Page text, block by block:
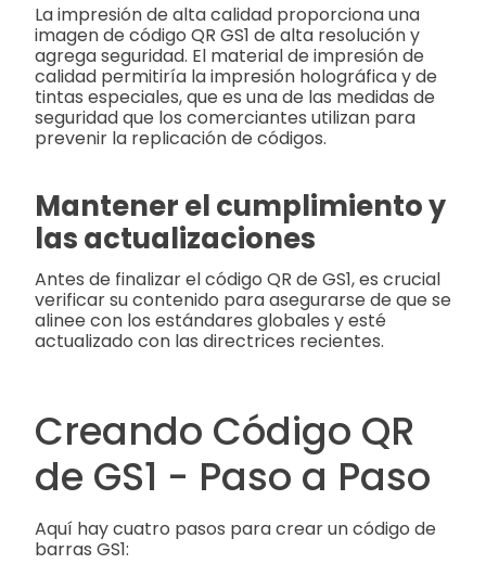
La impresión de alta calidad proporciona una
imagen de código QR GS1 de alta resolución y
agrega seguridad. El material de impresión de
calidad permitiría la impresión holográfica y de
tintas especiales, que es una de las medidas de
seguridad que los comerciantes utilizan para
prevenir la replicación de códigos.
Mantener el cumplimiento y
las actualizaciones
Antes de finalizar el código QR de GS1, es crucial
verificar su contenido para asegurarse de que se
alinee con los estándares globales y esté
actualizado con las directrices recientes.
Creando Código QR
de GS1 - Paso a Paso
Aquí hay cuatro pasos para crear un código de
barras GS1: